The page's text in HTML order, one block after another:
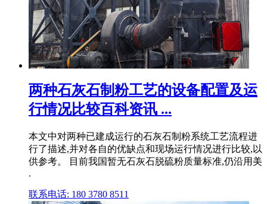
两种石灰石制粉工艺的设备配置及运
行情况比较百科资讯 ...
本文中对两种已建成运行的石灰石制粉系统工艺流程进
行了描述,并对各自的优缺点和现场运行情况进行比较,以
供参考。 目前我国暂无石灰石脱硫粉质量标准,仍沿用美
.
联系电话: 180 3780 8511